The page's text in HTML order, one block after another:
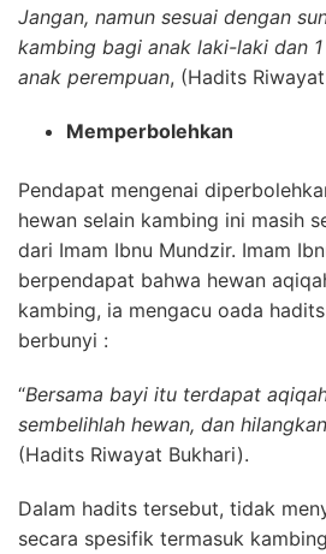
Jangan, namun sesuai dengan
kambing bagi anak laki-laki dan
anak perempuan, (Hadits
Memperbolehkan
Pendapat mengenai
hewan selain kambing ini masih
dari Imam Ibnu Mundzir. Imam
berpendapat bahwa hewan
kambing, ia mengacu oada
berbunyi :
“Bersama bayi itu terdapat
sembelihlah hewan, dan
(Hadits Riwayat Bukhari).
Dalam hadits tersebut, tidak
secara spesifik termasuk